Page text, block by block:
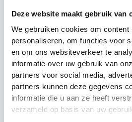
Deze website maakt gebruik van
We gebruiken cookies om content
personaliseren, om functies voor
en om ons websiteverkeer te
informatie over uw gebruik van
partners voor social media,
partners kunnen deze gegevens
informatie die u aan ze heeft
verzameld op basis van uw
Wisser voor het
notities;
Draagtas.
Gerelateerde
Actie!
Actie!